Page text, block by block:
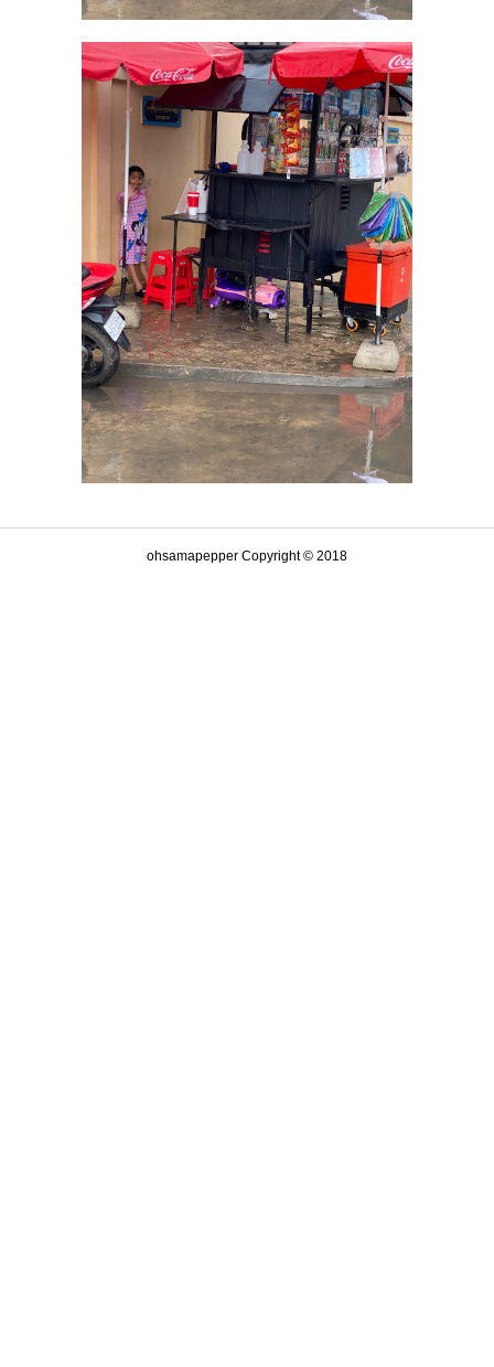
ohsamapepper Copyright © 2018